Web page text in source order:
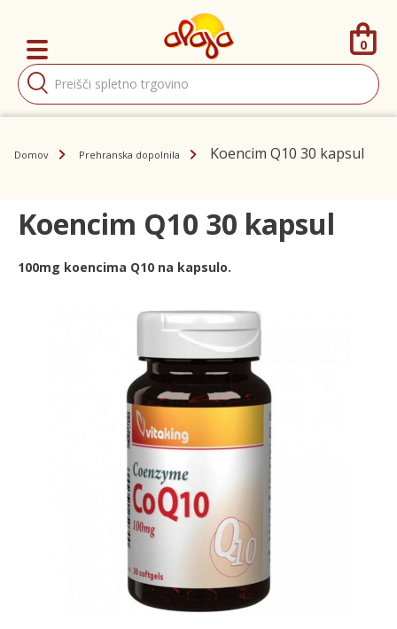
Products
search
0
Domov Prehranska dopolnila Koencim Q10 30 kapsul
Koencim Q10 30 kapsul
100mg koencima Q10 na kapsulo.